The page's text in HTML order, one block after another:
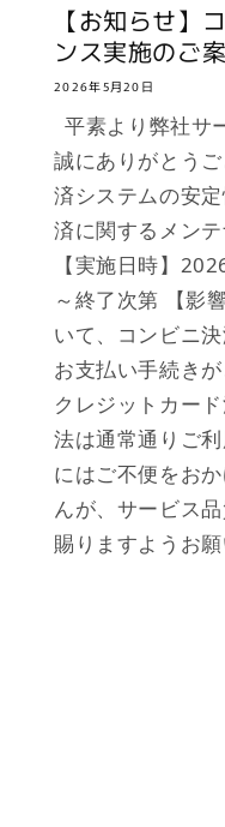
【お知らせ】
ンス実施のご
2026年5月20日
平素より弊社サ
誠にありがとう
済システムの安
済に関するメン
【実施日時】
～終了次第 【影
いて、コンビニ
お支払い手続き
クレジットカー
法は通常通りご
にはご不便をお
んが、サービス
賜りますようお願